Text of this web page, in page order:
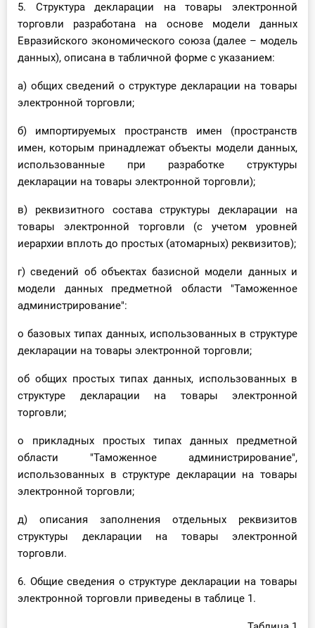
5. Структура декларации на товары электронной
торговли разработана на основе модели данных
Евразийского экономического союза (далее – модель
данных), описана в табличной форме с указанием:
а) общих сведений о структуре декларации на товары
электронной торговли;
б) импортируемых пространств имен (пространств
имен, которым принадлежат объекты модели данных,
использованные при разработке структуры
декларации на товары электронной торговли);
в) реквизитного состава структуры декларации на
товары электронной торговли (с учетом уровней
иерархии вплоть до простых (атомарных) реквизитов);
г) сведений об объектах базисной модели данных и
модели данных предметной области "Таможенное
администрирование":
о базовых типах данных, использованных в структуре
декларации на товары электронной торговли;
об общих простых типах данных, использованных в
структуре декларации на товары электронной
торговли;
о прикладных простых типах данных предметной
области "Таможенное администрирование",
использованных в структуре декларации на товары
электронной торговли;
д) описания заполнения отдельных реквизитов
структуры декларации на товары электронной
торговли.
6. Общие сведения о структуре декларации на товары
электронной торговли приведены в таблице 1.